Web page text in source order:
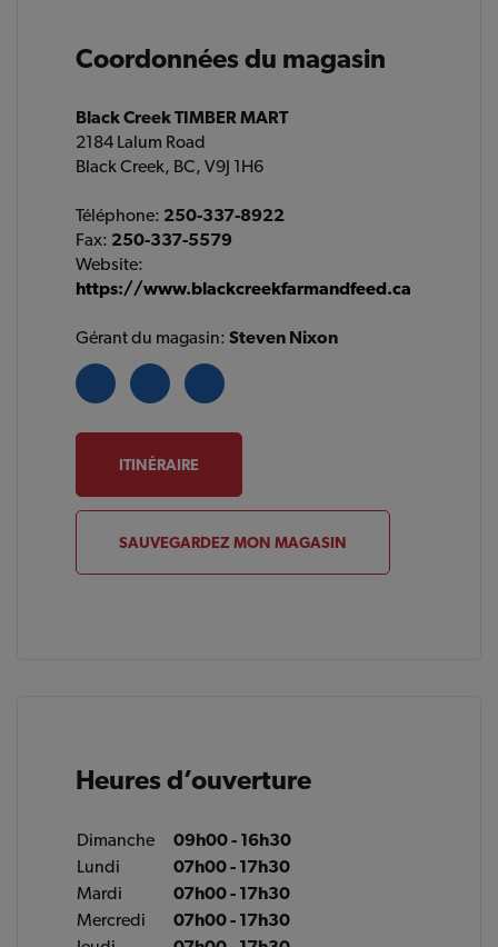
Coordonnées du magasin
Black Creek TIMBER MART
2184 Lalum Road
Black Creek, BC, V9J 1H6
Téléphone: 250-337-8922
Fax: 250-337-5579
Website:
https://www.blackcreekfarmandfeed.ca
Gérant du magasin:Steven Nixon
ITINÉRAIRE
SAUVEGARDEZ MON MAGASIN
Heures d’ouverture
Dimanche
09h00 - 16h30
Lundi
07h00 - 17h30
Mardi
07h00 - 17h30
Mercredi
07h00 - 17h30